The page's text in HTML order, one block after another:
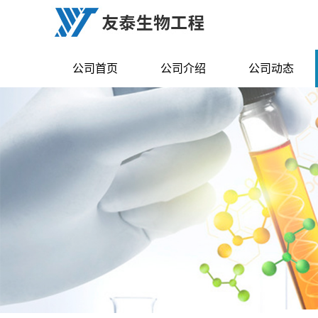
公司首页 公司介绍 公司动态